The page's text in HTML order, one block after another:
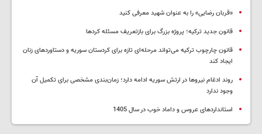
«قربان رضایی» را به عنوان شهید معرفی کنید
قانون جدید ترکیه؛ پروژه بزرگ‌ برای بازتعریف مسئله کردها
قانون چارچوب ترکیه می‌تواند مرحله‌ای تازه برای کردستان سوریه و دستاوردهای زنان
ایجاد کند
روند ادغام نیروها در ارتش سوریه ادامه دارد؛ زمان‌بندی مشخصی برای تکمیل آن
وجود ندارد
استانداردهای عروس و داماد خوب در سال 1405